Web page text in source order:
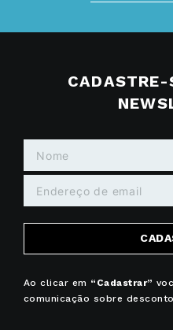
CADASTRE-
Ao clicar em “Cadastrar”
comunicação sobre